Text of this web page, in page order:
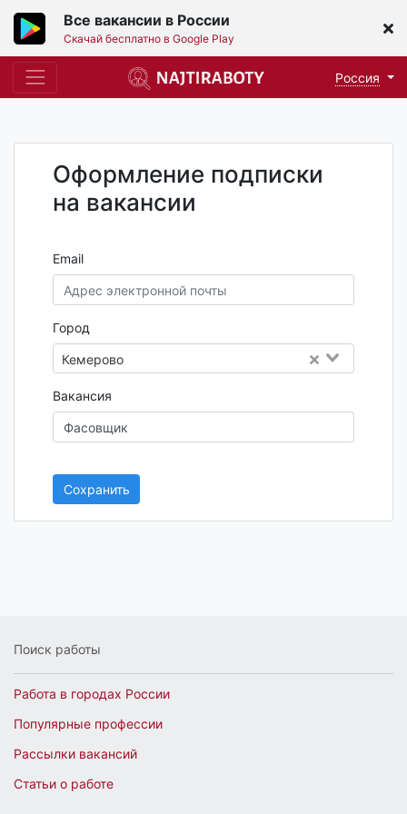
Все вакансии в России
Скачай бесплатно в Google Play
Россия
Оформление подписки
на вакансии
Email
Город
Кемерово
Вакансия
Сохранить
Поиск работы
Работа в городах России
Популярные профессии
Рассылки вакансий
Статьи о работе